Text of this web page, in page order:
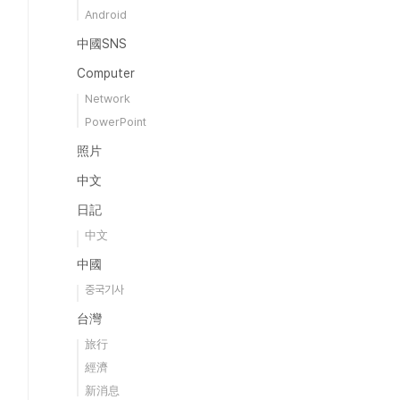
Android
中國SNS
Computer
Network
PowerPoint
照片
中文
日記
中文
中國
중국기사
台灣
旅行
經濟
新消息